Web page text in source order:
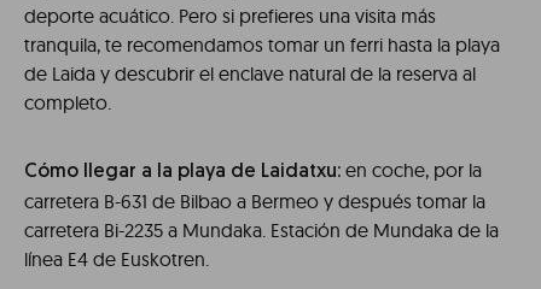
deporte acuático. Pero si prefieres una visita más
tranquila, te recomendamos tomar un ferri hasta la playa
de Laida y descubrir el enclave natural de la reserva al
completo.
Cómo llegar a la playa de Laidatxu: en coche, por la
carretera B-631 de Bilbao a Bermeo y después tomar la
carretera Bi-2235 a Mundaka. Estación de Mundaka de la
línea E4 de Euskotren.